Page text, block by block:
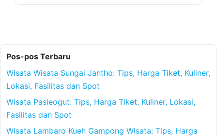
Kali ini, kita akan membahas tentang
Pos-pos Terbaru
Wisata Wisata Sungai Jantho: Tips, Harga Tiket, Kuliner,
Lokasi, Fasilitas dan Spot
Wisata Pasieogut: Tips, Harga Tiket, Kuliner, Lokasi,
Fasilitas dan Spot
Wisata Lambaro Kueh Gampong Wisata: Tips, Harga